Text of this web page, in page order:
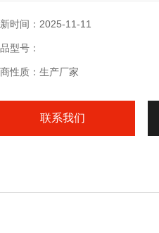
时间：2025-11-11
型号：
性质：生产厂家
联系我们